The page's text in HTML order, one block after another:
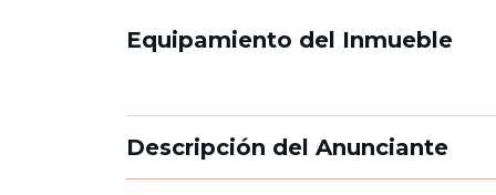
Equipamiento del Inmueble
Descripción del Anunciante